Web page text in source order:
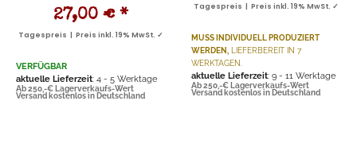
27,00 € *
Tagespreis | Preis inkl. 19% MwSt. ✓
VERFÜGBAR
aktuelle Lieferzeit: 4 - 5 Werktage
Ab 250,-€ Lagerverkaufs-Wert
Versand kostenlos in Deutschland
Tagespreis | Preis inkl. 19% MwSt. ✓
MUSS INDIVIDUELL PRODUZIERT
WERDEN,
LIEFERBEREIT IN 7
WERKTAGEN.
aktuelle Lieferzeit: 9 - 11 Werktage
Ab 250,-€ Lagerverkaufs-Wert
Versand kostenlos in Deutschland